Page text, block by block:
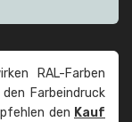
RAL-Farben
Farbeindruck
den Kauf